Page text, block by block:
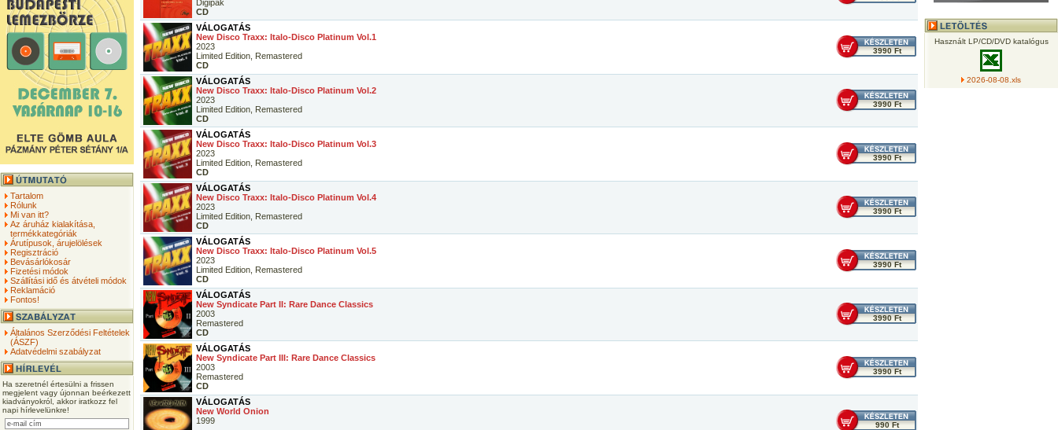
Tartalom
Rólunk
Mi van itt?
Az áruház kialakítása,
termékkategóriák
Árutípusok, árujelölések
Regisztráció
Bevásárlókosár
Fizetési módok
Szállítási idő és átvételi módok
Reklamáció
Fontos!
Általános Szerződési Feltételek
(ÁSZF)
Adatvédelmi szabályzat
Ha szeretnél értesülni a frissen
megjelent vagy újonnan beérkezett
kiadványokról, akkor iratkozz fel
napi hírlevelünkre!
Digipak
CD
VÁLOGATÁS
New Disco Traxx: Italo-Disco Platinum Vol.1
2023
Limited Edition, Remastered
CD
3990 Ft
VÁLOGATÁS
New Disco Traxx: Italo-Disco Platinum Vol.2
2023
Limited Edition, Remastered
CD
3990 Ft
VÁLOGATÁS
New Disco Traxx: Italo-Disco Platinum Vol.3
2023
Limited Edition, Remastered
CD
3990 Ft
VÁLOGATÁS
New Disco Traxx: Italo-Disco Platinum Vol.4
2023
Limited Edition, Remastered
CD
3990 Ft
VÁLOGATÁS
New Disco Traxx: Italo-Disco Platinum Vol.5
2023
Limited Edition, Remastered
CD
3990 Ft
VÁLOGATÁS
New Syndicate Part II: Rare Dance Classics
2003
Remastered
CD
3990 Ft
VÁLOGATÁS
New Syndicate Part III: Rare Dance Classics
2003
Remastered
CD
3990 Ft
VÁLOGATÁS
New World Onion
1999
990 Ft
Használt LP/CD/DVD katalógus
2026-08-08.xls